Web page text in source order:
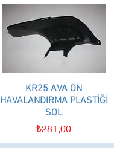
Hızlı Bakış
KR25 AVA ÖN
HAVALANDIRMA PLASTİĞİ
SOL
Fiyat
₺281,00